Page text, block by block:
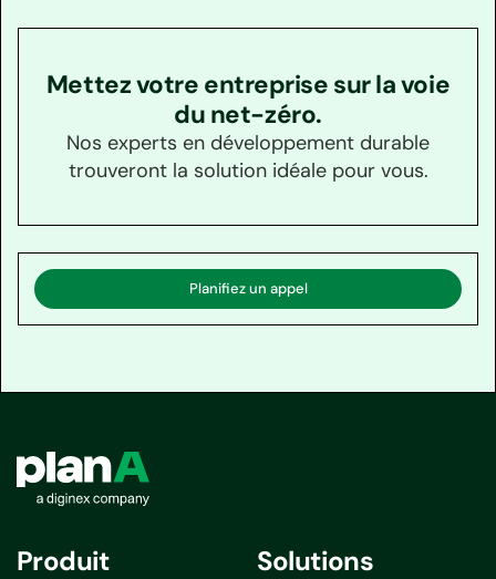
Mettez votre entreprise sur la voie
du net-zéro.
Nos experts en développement durable
trouveront la solution idéale pour vous.
Planifiez un appel
Produit Solutions